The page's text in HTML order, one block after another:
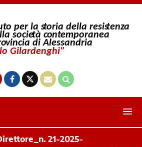
21-2025-